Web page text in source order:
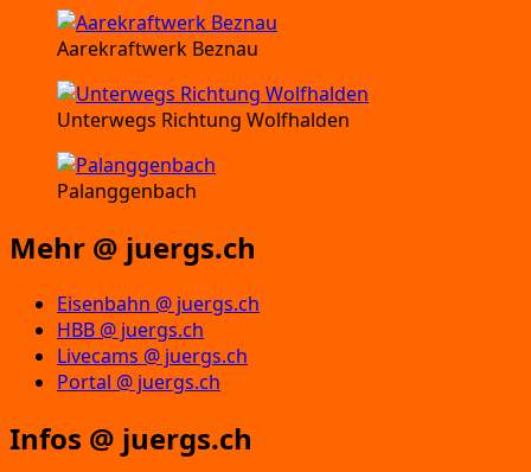
Aarekraftwerk Beznau
Unterwegs Richtung Wolfhalden
Palanggenbach
Mehr @ juergs.ch
Eisenbahn @ juergs.ch
HBB @ juergs.ch
Livecams @ juergs.ch
Portal @ juergs.ch
Infos @ juergs.ch